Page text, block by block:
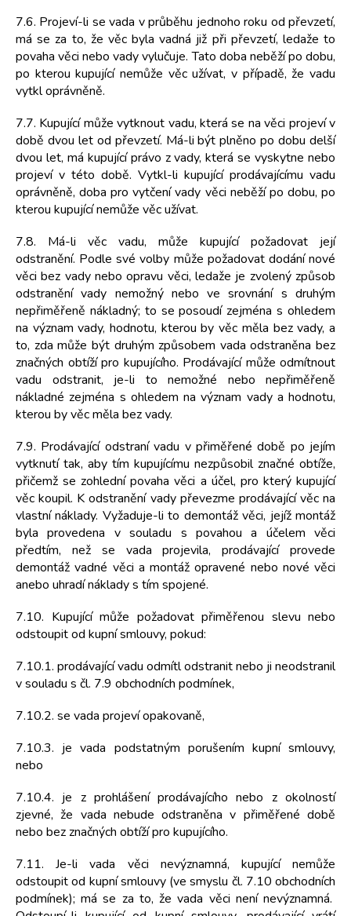
7.6. Projeví-li se vada v průběhu jednoho roku od převzetí,
má se za to, že věc byla vadná již při převzetí, ledaže to
povaha věci nebo vady vylučuje. Tato doba neběží po dobu,
po kterou kupující nemůže věc užívat, v případě, že vadu
vytkl oprávněně.
7.7. Kupující může vytknout vadu, která se na věci projeví v
době dvou let od převzetí. Má-li být plněno po dobu delší
dvou let, má kupující právo z vady, která se vyskytne nebo
projeví v této době. Vytkl-li kupující prodávajícímu vadu
oprávněně, doba pro vytčení vady věci neběží po dobu, po
kterou kupující nemůže věc užívat.
7.8. Má-li věc vadu, může kupující požadovat její
odstranění. Podle své volby může požadovat dodání nové
věci bez vady nebo opravu věci, ledaže je zvolený způsob
odstranění vady nemožný nebo ve srovnání s druhým
nepřiměřeně nákladný; to se posoudí zejména s ohledem
na význam vady, hodnotu, kterou by věc měla bez vady, a
to, zda může být druhým způsobem vada odstraněna bez
značných obtíží pro kupujícího. Prodávající může odmítnout
vadu odstranit, je-li to nemožné nebo nepřiměřeně
nákladné zejména s ohledem na význam vady a hodnotu,
kterou by věc měla bez vady.
7.9. Prodávající odstraní vadu v přiměřené době po jejím
vytknutí tak, aby tím kupujícímu nezpůsobil značné obtíže,
přičemž se zohlední povaha věci a účel, pro který kupující
věc koupil. K odstranění vady převezme prodávající věc na
vlastní náklady. Vyžaduje-li to demontáž věci, jejíž montáž
byla provedena v souladu s povahou a účelem věci
předtím, než se vada projevila, prodávající provede
demontáž vadné věci a montáž opravené nebo nové věci
anebo uhradí náklady s tím spojené.
7.10. Kupující může požadovat přiměřenou slevu nebo
odstoupit od kupní smlouvy, pokud:
7.10.1. prodávající vadu odmítl odstranit nebo ji neodstranil
v souladu s čl. 7.9 obchodních podmínek,
7.10.2. se vada projeví opakovaně,
7.10.3. je vada podstatným porušením kupní smlouvy,
nebo
7.10.4. je z prohlášení prodávajícího nebo z okolností
zjevné, že vada nebude odstraněna v přiměřené době
nebo bez značných obtíží pro kupujícího.
7.11. Je-li vada věci nevýznamná, kupující nemůže
odstoupit od kupní smlouvy (ve smyslu čl. 7.10 obchodních
podmínek); má se za to, že vada věci není nevýznamná.